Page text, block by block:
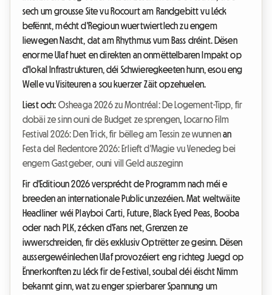
sech um grousse Site vu Rocourt am Randgebitt vu Léck
befënnt, mécht d'Regioun wuertwiertlech zu engem
liewegen Nascht, dat am Rhythmus vum Bass dréint. Dësen
enorme Ulaf huet en direkten an onmëttelbaren Impakt op
d'lokal Infrastrukturen, déi Schwieregkeeten hunn, esou eng
Welle vu Visiteuren a sou kuerzer Zäit opzehuelen.
Liest och: Osheaga 2026 zu Montréal: De Logement-Tipp, fir
dobäi ze sinn ouni de Budget ze sprengen, Locarno Film
Festival 2026: Den Trick, fir bëlleg am Tessin ze wunnenan
Festa del Redentore 2026: Erlieft d'Magie vu Venedeg bei
engem Gastgeber, ouni vill Geld auszeginn
Fir d'Editioun 2026 versprécht de Programm nach méi e
breeden an internationale Public unzezéien. Mat weltwäite
Headliner wéi Playboi Carti, Future, Black Eyed Peas, Booba
oder nach PLK, zécken d'Fans net, Grenzen ze
iwwerschreiden, fir dës exklusiv Optrëtter ze gesinn. Dësen
aussergewéinlechen Ulaf provozéiert eng richteg Juegd op
Ënnerkonften zu Léck fir de Festival, soubal déi éischt Nimm
bekannt ginn, wat zu enger spierbarer Spannung um